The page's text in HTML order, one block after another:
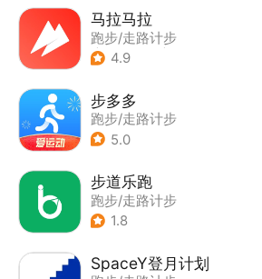
马拉马拉
跑步/走路计步
| 鞋服商城
4.9
步多多
跑步/走路计步
5.0
步道乐跑
跑步/走路计步
1.8
SpaceY登月计划